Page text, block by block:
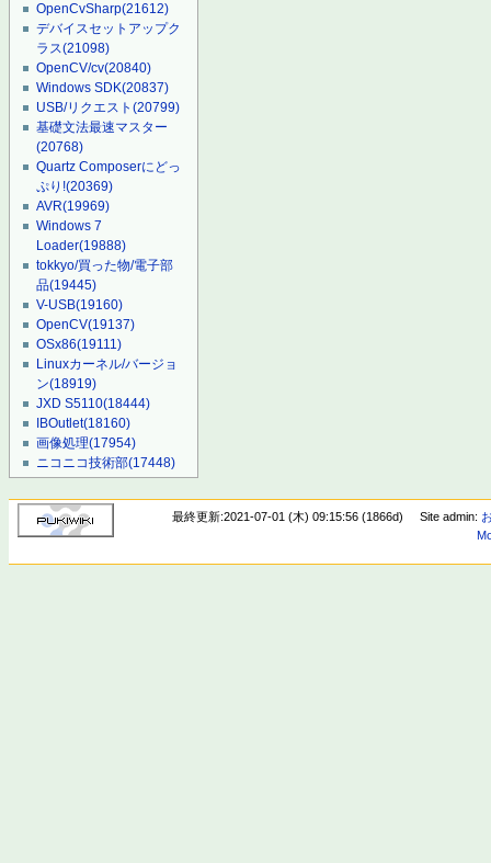
OpenCvSharp(21612)
デバイスセットアップク
ラス(21098)
OpenCV/cv(20840)
Windows SDK(20837)
USB/リクエスト(20799)
基礎文法最速マスター
(20768)
Quartz Composerにどっ
ぷり!(20369)
AVR(19969)
Windows 7
Loader(19888)
tokkyo/買った物/電子部
品(19445)
V-USB(19160)
OpenCV(19137)
OSx86(19111)
Linuxカーネル/バージョ
ン(18919)
JXD S5110(18444)
IBOutlet(18160)
画像処理(17954)
ニコニコ技術部(17448)
最終更新:2021-07-01 (木) 09:15:56 (1866d) Site admin: